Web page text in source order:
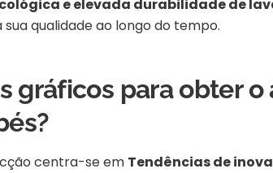
e elevada durabilidade de
qualidade ao longo do tempo.
gráficos para obter
centra-se em Tendências de